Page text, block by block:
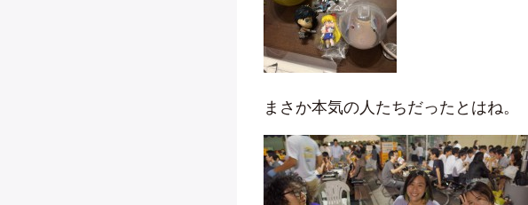
まさか本気の人たちだったとはね。